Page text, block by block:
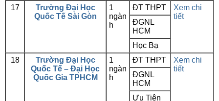
17
Trường Đại Học
Quốc Tế Sài Gòn
1
ngàn
h
ĐT THPT
Xem chi
tiết
ĐGNL
HCM
Học Bạ
18
Trường Đại Học
Quốc Tế – Đại Học
Quốc Gia TPHCM
1
ngàn
h
ĐT THPT
Xem chi
tiết
ĐGNL
HCM
Ưu Tiên